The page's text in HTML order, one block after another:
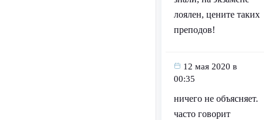
лоялен, цените таких
преподов!
12 мая 2020 в
00:35
ничего не объясняет.
часто говорит